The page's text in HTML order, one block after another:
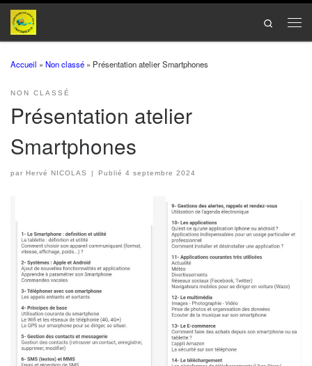
Passer au contenu
Search
Accueil » Non classé » Présentation atelier Smartphones
NON CLASSÉ
Présentation atelier
Smartphones
par Hervé NICOLAS Publié4 septembre 2024